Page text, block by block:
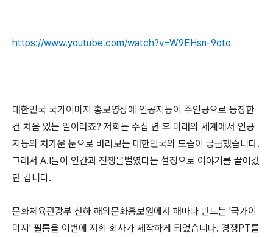
https://www.youtube.com/watch?v=W9EHsn-9oto
대한민국 국가이미지 홍보영상에 인공지능이 주인공으로 등장한
건 처음 있는 일이라죠? 저희는 수십 년 후 미래의 세계에서 인공
지능의 차가운 눈으로 바라보는 대한민국의 모습이 궁금했습니다.
그래서 A.I들이 인간과 전쟁을벌였다는 설정으로 이야기를 끌어갔
던 겁니다.
문화체육관광부 산하 해외문화홍보원에서 해마다 만드는 '국가이
미지' 필름을 이번에 저희 회사가 제작하게 되었습니다. 경쟁PT를